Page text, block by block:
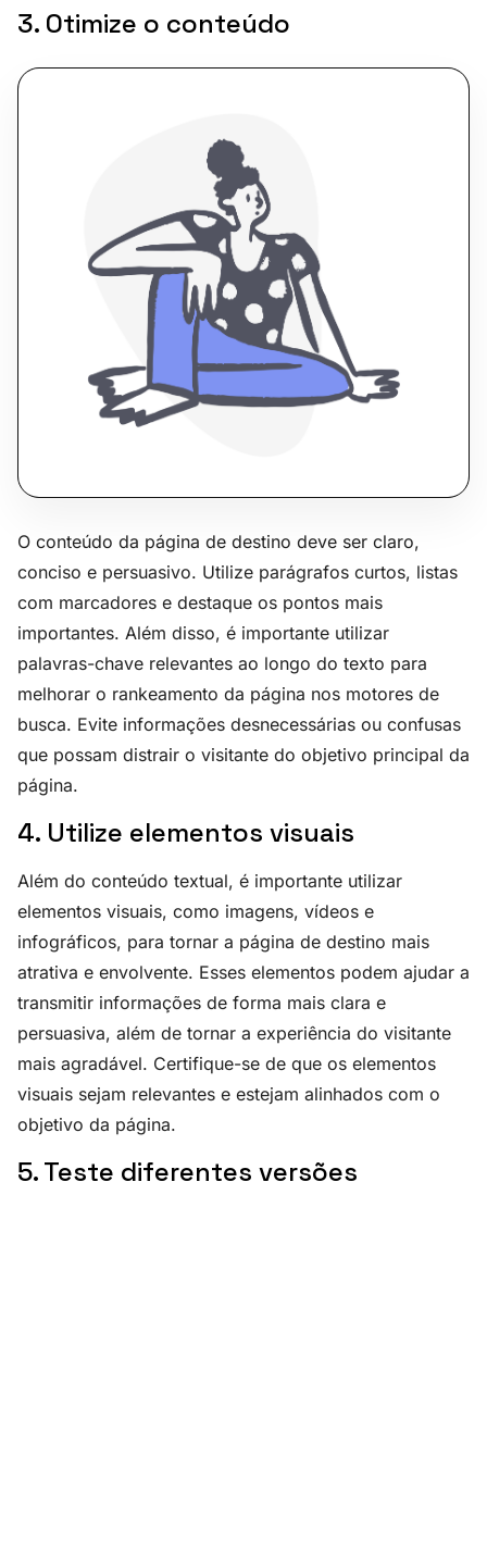
3. Otimize o conteúdo
O conteúdo da página de destino deve ser claro,
conciso e persuasivo. Utilize parágrafos curtos, listas
com marcadores e destaque os pontos mais
importantes. Além disso, é importante utilizar
palavras-chave relevantes ao longo do texto para
melhorar o rankeamento da página nos motores de
busca. Evite informações desnecessárias ou confusas
que possam distrair o visitante do objetivo principal da
página.
4. Utilize elementos visuais
Além do conteúdo textual, é importante utilizar
elementos visuais, como imagens, vídeos e
infográficos, para tornar a página de destino mais
atrativa e envolvente. Esses elementos podem ajudar a
transmitir informações de forma mais clara e
persuasiva, além de tornar a experiência do visitante
mais agradável. Certifique-se de que os elementos
visuais sejam relevantes e estejam alinhados com o
objetivo da página.
5. Teste diferentes versões